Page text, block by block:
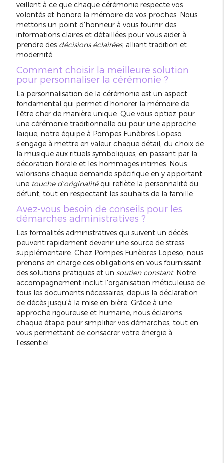
veillent à ce que chaque cérémonie respecte vos
volontés et honore la mémoire de vos proches. Nous
mettons un point d'honneur à vous fournir des
informations claires et détaillées pour vous aider à
prendre des décisions éclairées, alliant tradition et
modernité.
Comment choisir la meilleure solution
pour personnaliser la cérémonie ?
La personnalisation de la cérémonie est un aspect
fondamental qui permet d'honorer la mémoire de
l'être cher de manière unique. Que vous optiez pour
une cérémonie traditionnelle ou pour une approche
laïque, notre équipe à Pompes Funèbres Lopeso
s'engage à mettre en valeur chaque détail, du choix de
la musique aux rituels symboliques, en passant par la
décoration florale et les hommages intimes. Nous
valorisons chaque demande spécifique en y apportant
une touche d'originalitéqui reflète la personnalité du
défunt, tout en respectant les souhaits de la famille.
Avez-vous besoin de conseils pour les
démarches administratives ?
Les formalités administratives qui suivent un décès
peuvent rapidement devenir une source de stress
supplémentaire. Chez Pompes Funèbres Lopeso, nous
prenons en charge ces obligations en vous fournissant
des solutions pratiques et un soutien constant. Notre
accompagnement inclut l'organisation méticuleuse de
tous les documents nécessaires, depuis la déclaration
de décès jusqu'à la mise en bière. Grâce à une
approche rigoureuse et humaine, nous éclairons
chaque étape pour simplifier vos démarches, tout en
vous permettant de consacrer votre énergie à
l'essentiel.